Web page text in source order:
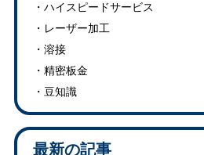
ハイスピードサービス
レーザー加工
溶接
精密板金
豆知識
最新の記事